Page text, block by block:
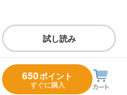
試し読み
650ポイント
すぐに購入